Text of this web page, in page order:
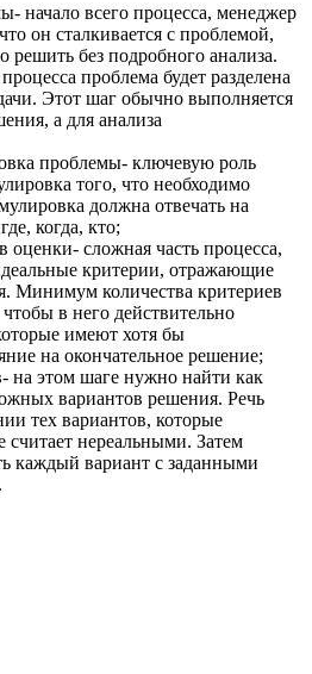
начало всего процесса, менеджер
он сталкивается с проблемой,
решить без подробного анализа.
проблема будет разделена
Этот шаг обычно выполняется
а для анализа
проблемы- ключевую роль
того, что необходимо
должна отвечать на
когда, кто;
оценки- сложная часть процесса,
критерии, отражающие
Минимум количества критериев
в него действительно
имеют хотя бы
на окончательное решение;
на этом шаге нужно найти как
вариантов решения. Речь
тех вариантов, которые
считает нереальными. Затем
каждый вариант с заданными